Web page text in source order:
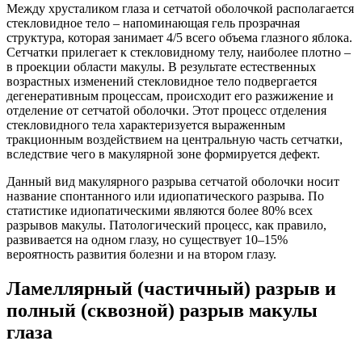
Между хрусталиком глаза и сетчатой оболочкой располагается
стекловидное тело – напоминающая гель прозрачная
структура, которая занимает 4/5 всего объема глазного яблока.
Сетчатки прилегает к стекловидному телу, наиболее плотно –
в проекции области макулы. В результате естественных
возрастных изменений стекловидное тело подвергается
дегенеративным процессам, происходит его разжижение и
отделение от сетчатой оболочки. Этот процесс отделения
стекловидного тела характеризуется выраженным
тракционным воздействием на центральную часть сетчатки,
вследствие чего в макулярной зоне формируется дефект.
Данный вид макулярного разрыва сетчатой оболочки носит
название спонтанного или идиопатического разрыва. По
статистике идиопатическими являются более 80% всех
разрывов макулы. Патологический процесс, как правило,
развивается на одном глазу, но существует 10–15%
вероятность развития болезни и на втором глазу.
Ламеллярный (частичный) разрыв и
полный (сквозной) разрыв макулы
глаза